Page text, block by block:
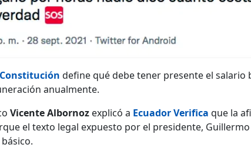
Constitución define qué debe tener presente el salario
anualmente.
Vicente Albornoz explicó a Ecuador Verifica que la
el texto legal expuesto por el presidente,